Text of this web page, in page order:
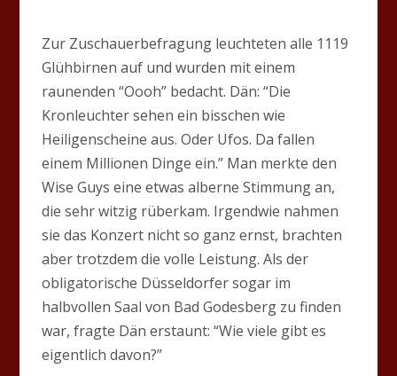
Zur Zuschauerbefragung leuchteten alle 1119
Glühbirnen auf und wurden mit einem
raunenden “Oooh” bedacht. Dän: “Die
Kronleuchter sehen ein bisschen wie
Heiligenscheine aus. Oder Ufos. Da fallen
einem Millionen Dinge ein.” Man merkte den
Wise Guys eine etwas alberne Stimmung an,
die sehr witzig rüberkam. Irgendwie nahmen
sie das Konzert nicht so ganz ernst, brachten
aber trotzdem die volle Leistung. Als der
obligatorische Düsseldorfer sogar im
halbvollen Saal von Bad Godesberg zu finden
war, fragte Dän erstaunt: “Wie viele gibt es
eigentlich davon?”